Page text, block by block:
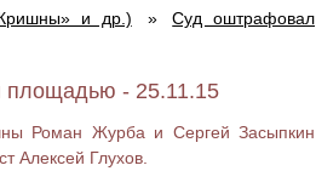
и др.) »
Суд оштрафовал
площадью - 25.11.15
Роман Журба и Сергей Засыпкин
Алексей Глухов.